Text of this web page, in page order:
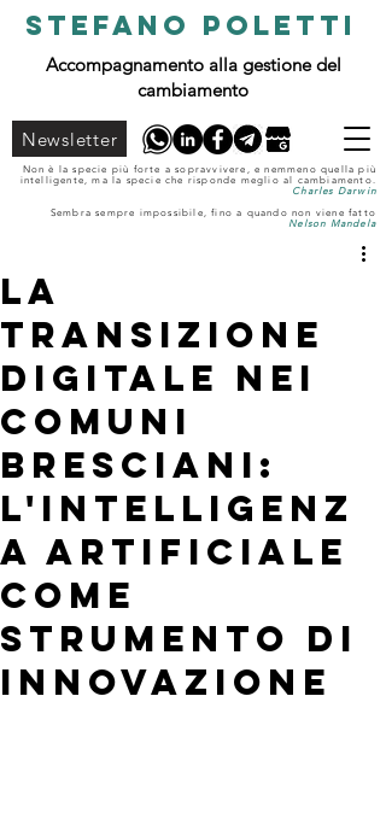
STEFANO POLETTI
Accompagnamento alla gestione del
cambiamento
Newsletter
Non è la specie più forte a sopravvivere, e nemmeno quella più
intelligente, ma la specie che risponde meglio al cambiamento.
Charles Darwin
Sembra sempre impossibile, fino a quando non viene fatto
Nelson Mandela
La
Transizione
Digitale nei
Comuni
Bresciani:
l'Intelligenz
a Artificiale
come
strumento di
innovazione